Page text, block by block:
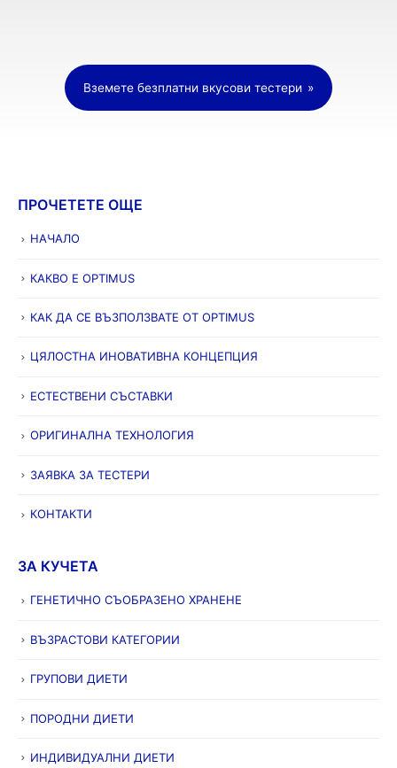
Вземете безплатни вкусови тестери
ПРОЧЕТЕТЕ ОЩЕ
НАЧАЛО
КАКВО Е OPTIMUS
КАК ДА СЕ ВЪЗПОЛЗВАТЕ ОТ OPTIMUS
ЦЯЛОСТНА ИНОВАТИВНА КОНЦЕПЦИЯ
ЕСТЕСТВЕНИ СЪСТАВКИ
ОРИГИНАЛНА ТЕХНОЛОГИЯ
ЗАЯВКА ЗА ТЕСТЕРИ
КОНТАКТИ
ЗА КУЧЕТА
ГЕНЕТИЧНО СЪОБРАЗЕНО ХРАНЕНЕ
ВЪЗРАСТОВИ КАТЕГОРИИ
ГРУПОВИ ДИЕТИ
ПОРОДНИ ДИЕТИ
ИНДИВИДУАЛНИ ДИЕТИ